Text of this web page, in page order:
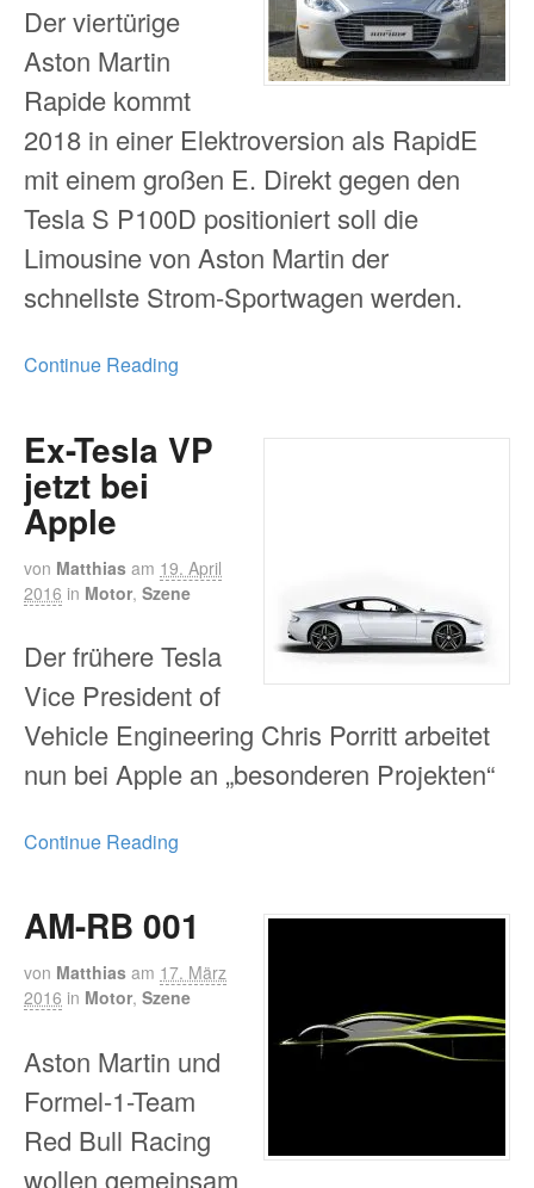
Der viertürige
Aston Martin
Rapide kommt
2018 in einer Elektroversion als RapidE
mit einem großen E. Direkt gegen den
Tesla S P100D positioniert soll die
Limousine von Aston Martin der
schnellste Strom-Sportwagen werden.
Continue Reading
Ex-Tesla VP
jetzt bei
Apple
von Matthias am 19. April
2016 in Motor, Szene
Der frühere Tesla
Vice President of
Vehicle Engineering Chris Porritt arbeitet
nun bei Apple an „besonderen Projekten“
Continue Reading
AM-RB 001
von Matthias am 17. März
2016 in Motor, Szene
Aston Martin und
Formel-1-Team
Red Bull Racing
wollen gemeinsam